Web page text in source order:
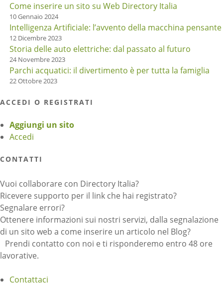
Come inserire un sito su Web Directory Italia
10 Gennaio 2024
Intelligenza Artificiale: l’avvento della macchina pensante
12 Dicembre 2023
Storia delle auto elettriche: dal passato al futuro
24 Novembre 2023
Parchi acquatici: il divertimento è per tutta la famiglia
22 Ottobre 2023
ACCEDI O REGISTRATI
Aggiungi un sito
Accedi
CONTATTI
Vuoi collaborare con Directory Italia?
Ricevere supporto per il link che hai registrato?
Segnalare errori?
Ottenere informazioni sui nostri servizi, dalla segnalazione
di un sito web a come inserire un articolo nel Blog?
Prendi contatto con noi e ti risponderemo entro 48 ore
lavorative.
Contattaci